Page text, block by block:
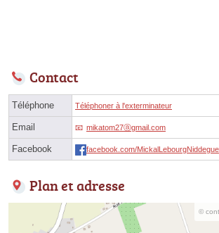
Contact
Téléphone Téléphoner à l'exterminateur
Email mikatom27ⓐgmail.com
Facebook facebook.com/
Plan et adresse
©